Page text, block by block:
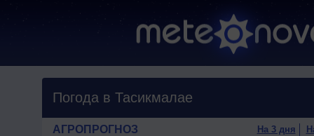
Погода в Тасикмалае
АГРОПРОГНОЗ На 3 дня